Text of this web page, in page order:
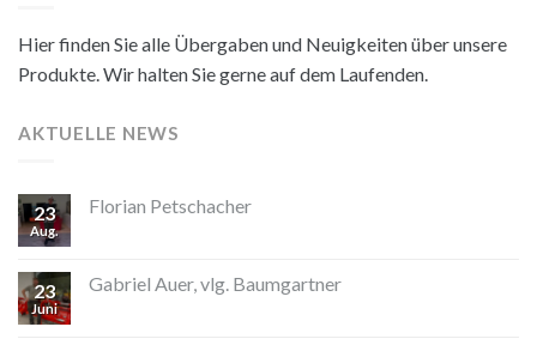
Hier finden Sie alle Übergaben und Neuigkeiten über unsere
Produkte. Wir halten Sie gerne auf dem Laufenden.
AKTUELLE NEWS
23
Aug.
Florian Petschacher
23
Juni
Gabriel Auer, vlg. Baumgartner